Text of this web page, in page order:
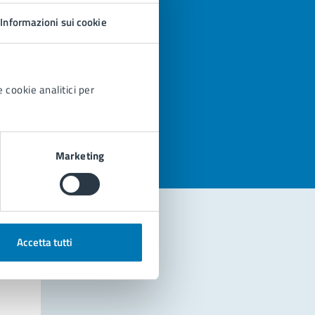
Informazioni sui cookie
cookie analitici per
Marketing
Accetta tutti